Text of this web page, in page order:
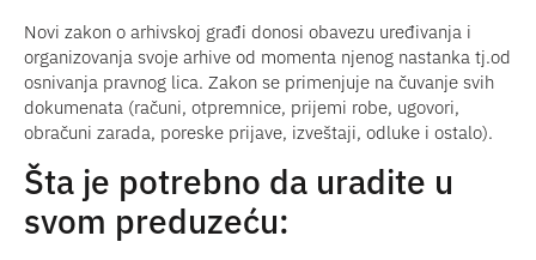
Novi zakon o arhivskoj građi donosi obavezu uređivanja i
organizovanja svoje arhive od momenta njenog nastanka tj.od
osnivanja pravnog lica. Zakon se primenjuje na čuvanje svih
dokumenata (računi, otpremnice, prijemi robe, ugovori,
obračuni zarada, poreske prijave, izveštaji, odluke i ostalo).
Šta je potrebno da uradite u
svom preduzeću: